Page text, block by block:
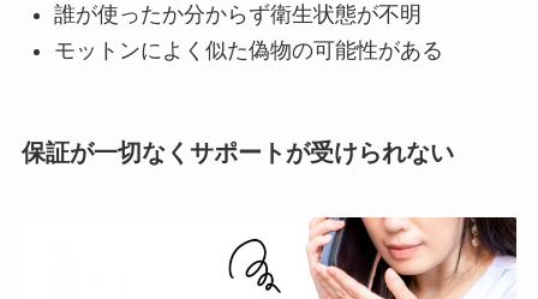
誰が使ったか分からず衛生状態が不明
モットンによく似た偽物の可能性がある
保証が一切なくサポートが受けられない